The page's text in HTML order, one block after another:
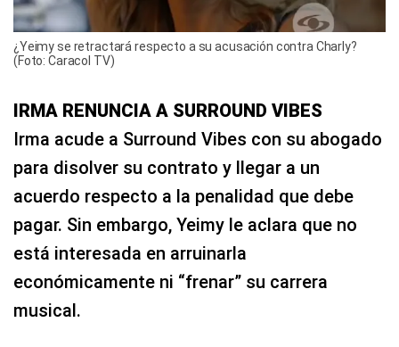
¿Yeimy se retractará respecto a su acusación contra Charly?
(Foto: Caracol TV)
IRMA RENUNCIA A SURROUND VIBES
Irma acude a Surround Vibes con su abogado
para disolver su contrato y llegar a un
acuerdo respecto a la penalidad que debe
pagar. Sin embargo, Yeimy le aclara que no
está interesada en arruinarla
económicamente ni “frenar” su carrera
musical.